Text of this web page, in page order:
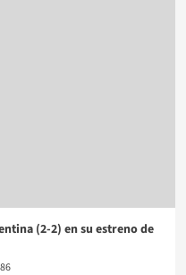
(2-2) en su estreno de
86